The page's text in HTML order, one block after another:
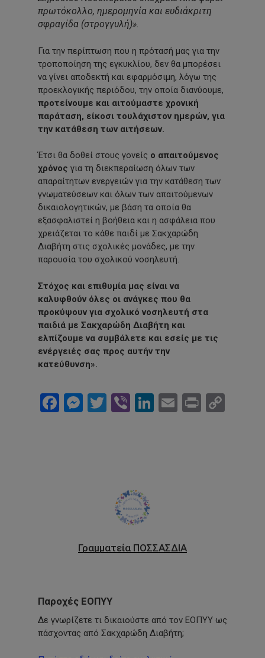
πρωτόκολλο, ημερομηνία και ευδιάκριτη
σφραγίδα (στρογγυλή)».
Για την περίπτωση που η πρότασή μας για την
τροποποίηση της εγκυκλίου, δεν θα μπορέσει
να γίνει αποδεκτή και εφαρμόσιμη, λόγω της
προεκλογικής περιόδου, την οποία διανύουμε,
προτείνουμε και αιτούμαστε χρονική
παράταση, είκοσι τουλάχιστον ημερών, για
την κατάθεση των αιτήσεων.
Έτσι θα δοθεί στους γονείς ο απαιτούμενος
χρόνος για τη διεκπεραίωση όλων των
απαραίτητων ενεργειών για την κατάθεση των
γνωματεύσεων και όλων των απαιτούμενων
δικαιολογητικών, με βάση τα οποία θα
εξασφαλιστεί η βοήθεια και η ασφάλεια που
χρειάζεται το κάθε παιδί με Σακχαρώδη
Διαβήτη στις σχολικές μονάδες, με την
παρουσία του σχολικού νοσηλευτή.
Στόχος και επιθυμία μας είναι να
καλυφθούν όλες οι ανάγκες που θα
προκύψουν για σχολικό νοσηλευτή στα
παιδιά με Σακχαρώδη Διαβήτη και
ελπίζουμε να συμβάλετε και εσείς με τις
ενέργειές σας προς αυτήν την
κατεύθυνση».
Facebook
Messenger
Twitter
ViberLinkedIn
Email
Print
Γραμματεία ΠΟΣΣΑΣΔΙΑ
Παροχές ΕΟΠΥΥ
Δε γνωρίζετε τι δικαιούστε από τον ΕΟΠΥΥ ως
πάσχοντας από Σακχαρώδη Διαβήτη;